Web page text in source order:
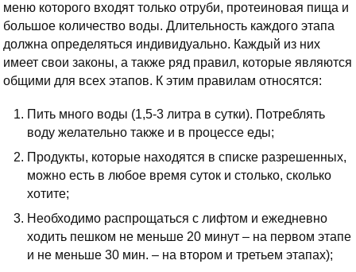
меню которого входят только отруби, протеиновая пища и
большое количество воды. Длительность каждого этапа
должна определяться индивидуально. Каждый из них
имеет свои законы, а также ряд правил, которые являются
общими для всех этапов. К этим правилам относятся:
Пить много воды (1,5-3 литра в сутки). Потреблять
воду желательно также и в процессе еды;
Продукты, которые находятся в списке разрешенных,
можно есть в любое время суток и столько, сколько
хотите;
Необходимо распрощаться с лифтом и ежедневно
ходить пешком не меньше 20 минут – на первом этапе
и не меньше 30 мин. – на втором и третьем этапах);